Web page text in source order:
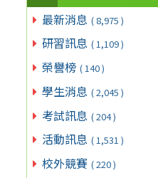
最新消息 ( 8,975 )
研習訊息 ( 1,109 )
榮譽榜 ( 140 )
學生消息 ( 2,045 )
考試訊息 ( 204 )
活動訊息 ( 1,531 )
校外競賽 ( 220 )